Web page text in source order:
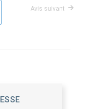
Avis suivant